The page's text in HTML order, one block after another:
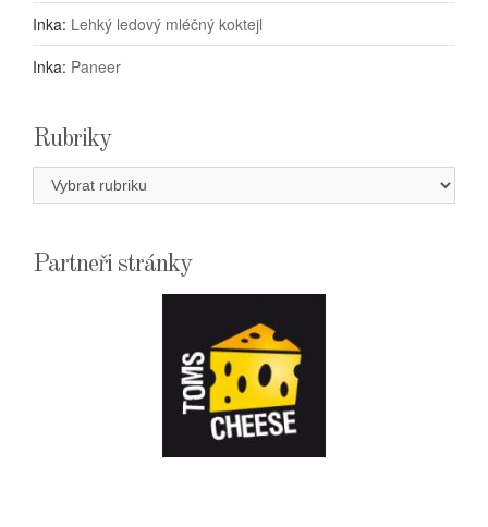
Inka: Lehký ledový mléčný koktejl
Inka: Paneer
Rubriky
Rubriky
Partneři stránky